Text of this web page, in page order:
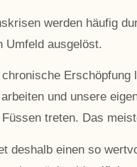
werden häufig
Umfeld ausgelöst.
und unsere
treten. Das
deshalb einen so